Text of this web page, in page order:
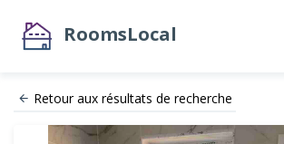
RoomsLocal
Retour aux résultats de recherche